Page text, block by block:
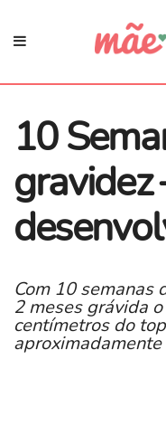
10
gravidez
Com 10 semanas
2 meses grávida
centímetros do